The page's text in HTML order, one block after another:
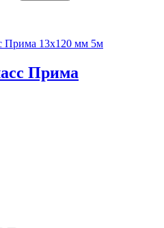
Прима